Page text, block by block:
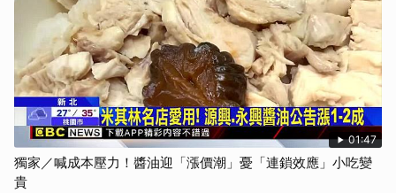
01:47
獨家／喊成本壓力！醬油迎「漲價潮」憂「連鎖效應」小吃變
貴